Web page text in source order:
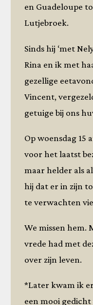
en Guadeloupe
Lutjebroek.
Sinds hij ‘met
Rina en ik met
gezellige
Vincent,
getuige bij ons
Op woensdag 15
voor het laatst
maar helder als
hij dat er in zijn
te verwachten
We missen hem.
vrede had met
over zijn leven.
*Later kwam ik
een mooi